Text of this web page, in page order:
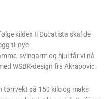
kilden Il Ducatista skal de
til nye
svingarm og hjul får vi nå
WSBK-design fra Akrapovic.
tørrvekt på 150 kilo og maks